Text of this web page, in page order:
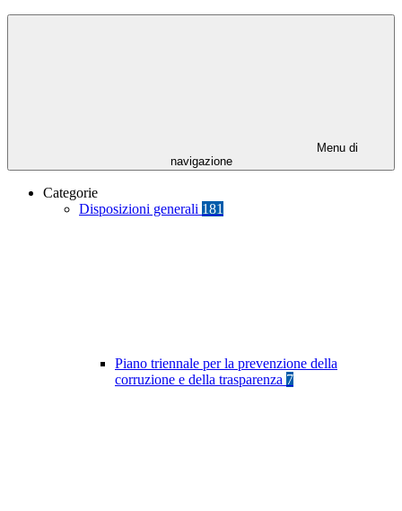
Menu di
navigazione
Categorie
Disposizioni generali 181
Piano triennale per la prevenzione della
corruzione e della trasparenza 7